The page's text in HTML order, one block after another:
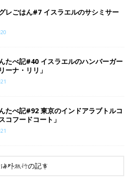
レごはん#7 イスラエルのサシミサー
たべ記#40 イスラエルのハンバーガー
ーナ・リリ」
たべ記#92 東京のインドアラブトルコ
コフードコート」
海外旅行の記事